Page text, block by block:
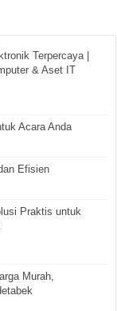
Terpercaya |
& Aset IT
Acara Anda
Efisien
Praktis untuk
Murah,